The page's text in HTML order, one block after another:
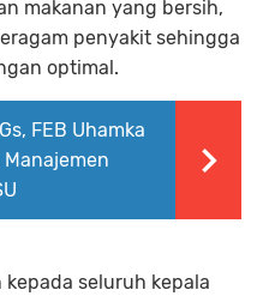
makanan yang bersih,
penyakit sehingga
optimal.
FEB Uhamka
seluruh kepala